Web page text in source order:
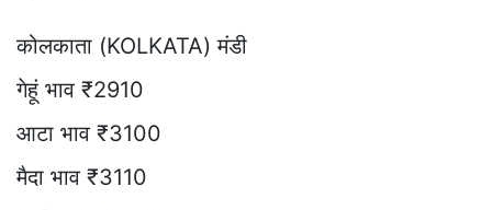
कोलकाता (KOLKATA) मंडी
गेहूं भाव ₹2910
आटा भाव ₹3100
मैदा भाव ₹3110